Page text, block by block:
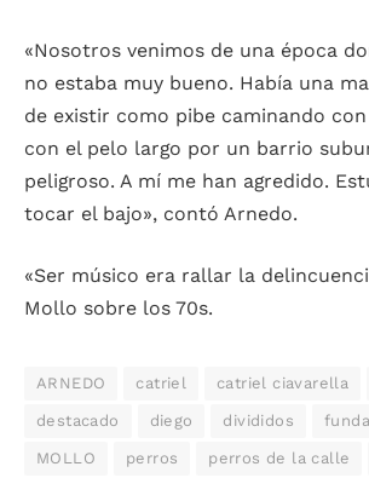
«Nosotros venimos de una época
no estaba muy bueno. Había una
de existir como pibe caminando
con el pelo largo por un barrio
peligroso. A mí me han agredido.
tocar el bajo», contó Arnedo.
«Ser músico era rallar la
Mollo sobre los 70s.
ARNEDO catriel catriel ciavarella
destacado diego divididos
MOLLO perros perros de la calle